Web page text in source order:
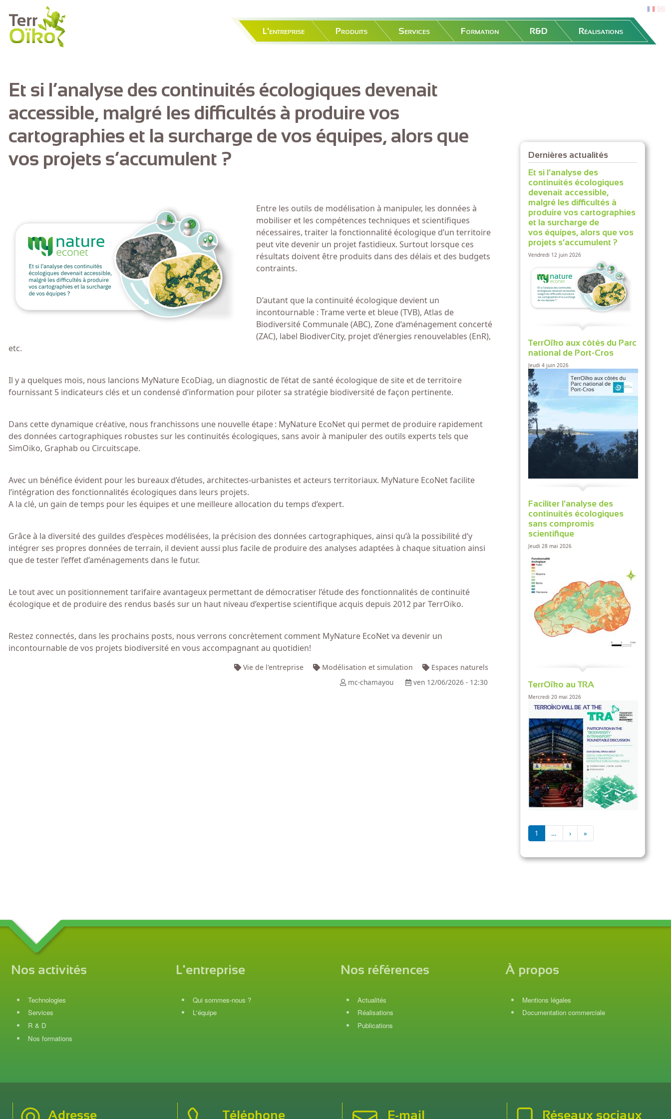
Aller au contenu principal fr en
Navigation principale
L'entreprise Produits Services Formation R&D Réalisations
Et si l’analyse des continuités écologiques devenait
accessible, malgré les difficultés à produire vos
cartographies et la surcharge de vos équipes, alors que
vos projets s’accumulent ?
Entre les outils de modélisation à manipuler, les données à
mobiliser et les compétences techniques et scientifiques
nécessaires, traiter la fonctionnalité écologique d’un territoire
peut vite devenir un projet fastidieux. Surtout lorsque ces
résultats doivent être produits dans des délais et des budgets
contraints.
D’autant que la continuité écologique devient un
incontournable : Trame verte et bleue (TVB), Atlas de
Biodiversité Communale (ABC), Zone d’aménagement concerté
(ZAC), label BiodiverCity, projet d’énergies renouvelables (EnR),
etc.
Il y a quelques mois, nous lancions MyNature EcoDiag, un diagnostic de l’état de santé écologique de site et de territoire
fournissant 5 indicateurs clés et un condensé d’information pour piloter sa stratégie biodiversité de façon pertinente.
Dans cette dynamique créative, nous franchissons une nouvelle étape : MyNature EcoNet qui permet de produire rapidement
des données cartographiques robustes sur les continuités écologiques, sans avoir à manipuler des outils experts tels que
SimOïko, Graphab ou Circuitscape.
Avec un bénéfice évident pour les bureaux d’études, architectes-urbanistes et acteurs territoriaux. MyNature EcoNet facilite
l’intégration des fonctionnalités écologiques dans leurs projets.
A la clé, un gain de temps pour les équipes et une meilleure allocation du temps d’expert.
Grâce à la diversité des guildes d’espèces modélisées, la précision des données cartographiques, ainsi qu’à la possibilité d’y
intégrer ses propres données de terrain, il devient aussi plus facile de produire des analyses adaptées à chaque situation ainsi
que de tester l’effet d’aménagements dans le futur.
Le tout avec un positionnement tarifaire avantageux permettant de démocratiser l’étude des fonctionnalités de continuité
écologique et de produire des rendus basés sur un haut niveau d’expertise scientifique acquis depuis 2012 par TerrOïko.
Restez connectés, dans les prochains posts, nous verrons concrètement comment MyNature EcoNet va devenir un
incontournable de vos projets biodiversité en vous accompagnant au quotidien!
Vie de l'entreprise Modélisation et simulation
Espaces naturels
mc-chamayou
ven 12/06/2026 - 12:30
Dernières actualités
Et si l’analyse des
continuités écologiques
devenait accessible,
malgré les difficultés à
produire vos cartographies
et la surcharge de
vos équipes, alors que vos
projets s’accumulent ?
Vendredi 12 juin 2026
TerrOïko aux côtés du Parc
national de Port-Cros
Jeudi 4 juin 2026
Faciliter l’analyse des
continuités écologiques
sans compromis
scientifique
Jeudi 28 mai 2026
TerrOïko au TRA
Mercredi 20 mai 2026
Pagination
1 … ›Page suivante
»Dernière page
Nos activités
Technologies
Services
R & D
Nos formations
L'entreprise
Qui sommes-nous ?
L'équipe
Nos références
Actualités
Réalisations
Publications
À propos
Mentions légales
Documentation commerciale
Adresse Téléphone E-mail Réseaux sociaux